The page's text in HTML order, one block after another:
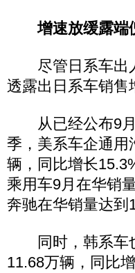
增速放缓露端
尽管日系车出人
透露出日系车销售
从已经公布9月
季，美系车企通用
辆，同比增长
乘用车9月在华销
奔驰在华销量达到
同时，韩系车也
11.68万辆，同比